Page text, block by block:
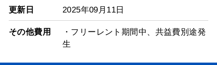
更新日 2025年09月11日
その他費用
・フリーレント期間中、共益費別途発
生